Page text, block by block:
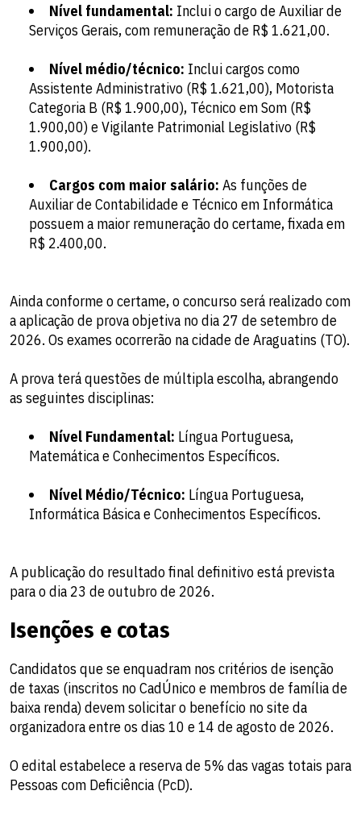
Nível fundamental: Inclui o cargo de Auxiliar de
Serviços Gerais, com remuneração de R$ 1.621,00.
Nível médio/técnico: Inclui cargos como
Assistente Administrativo (R$ 1.621,00), Motorista
Categoria B (R$ 1.900,00), Técnico em Som (R$
1.900,00) e Vigilante Patrimonial Legislativo (R$
1.900,00).
Cargos com maior salário: As funções de
Auxiliar de Contabilidade e Técnico em Informática
possuem a maior remuneração do certame, fixada em
R$ 2.400,00.
Ainda conforme o certame, o concurso será realizado com
a aplicação de prova objetiva no dia 27 de setembro de
2026. Os exames ocorrerão na cidade de Araguatins (TO).
A prova terá questões de múltipla escolha, abrangendo
as seguintes disciplinas:
Nível Fundamental: Língua Portuguesa,
Matemática e Conhecimentos Específicos.
Nível Médio/Técnico: Língua Portuguesa,
Informática Básica e Conhecimentos Específicos.
A publicação do resultado final definitivo está prevista
para o dia 23 de outubro de 2026.
Isenções e cotas
Candidatos que se enquadram nos critérios de isenção
de taxas (inscritos no CadÚnico e membros de família de
baixa renda) devem solicitar o benefício no site da
organizadora entre os dias 10 e 14 de agosto de 2026.
O edital estabelece a reserva de 5% das vagas totais para
Pessoas com Deficiência (PcD).